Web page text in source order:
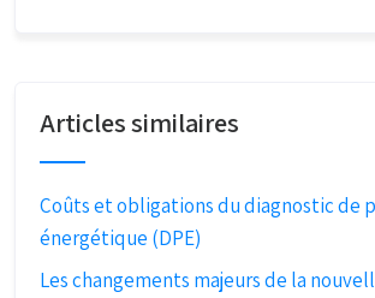
Articles similaires
Coûts et obligations du diagnostic de
énergétique (DPE)
Les changements majeurs de la